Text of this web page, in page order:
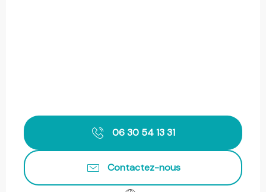
06 30 54 13 31
Contactez-nous